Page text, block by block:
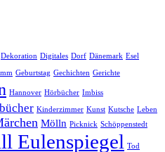
Dekoration Digitales Dorf Dänemark Esel
Geburtstag Gechichten Gerichte
Hannover Hörbücher Imbiss
Kinderzimmer Kunst Kutsche Leben
Mölln Picknick Schöppenstedt
Eulenspiegel Tod